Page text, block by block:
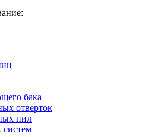
бака
отверток
пил
систем